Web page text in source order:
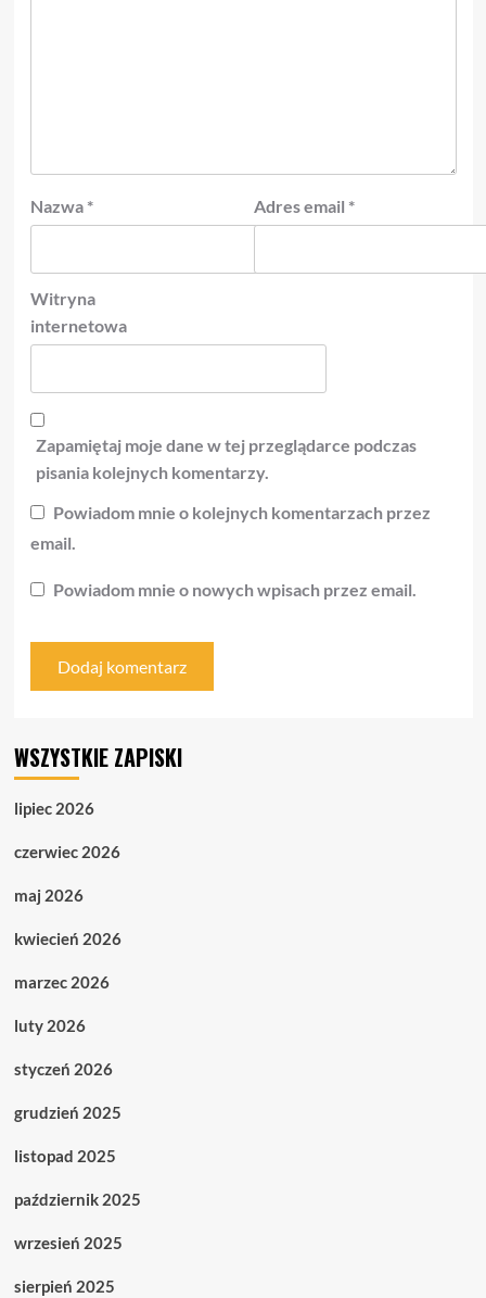
Nazwa * Adres email *
Witryna
internetowa
Zapamiętaj moje dane w tej przeglądarce podczas
pisania kolejnych komentarzy.
Powiadom mnie o kolejnych komentarzach przez
email.
Powiadom mnie o nowych wpisach przez email.
WSZYSTKIE ZAPISKI
lipiec 2026
czerwiec 2026
maj 2026
kwiecień 2026
marzec 2026
luty 2026
styczeń 2026
grudzień 2025
listopad 2025
październik 2025
wrzesień 2025
sierpień 2025